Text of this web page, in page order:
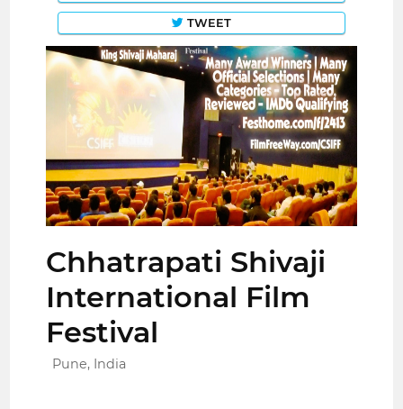
TWEET
Chhatrapati Shivaji
International Film
Festival
Pune, India